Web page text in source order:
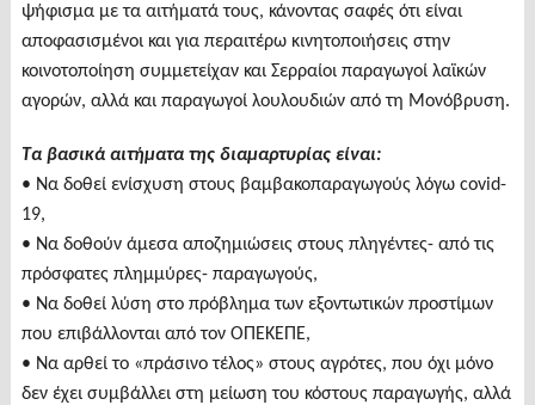
ψήφισμα με τα αιτήματά τους, κάνοντας σαφές ότι είναι
αποφασισμένοι και για περαιτέρω κινητοποιήσεις στην
κοινοτοποίηση συμμετείχαν και Σερραίοι παραγωγοί λαϊκών
αγορών, αλλά και παραγωγοί λουλουδιών από τη Μονόβρυση.
Τα βασικά αιτήματα της διαμαρτυρίας είναι:
• Να δοθεί ενίσχυση στους βαμβακοπαραγωγούς λόγω covid-
19,
• Να δοθούν άμεσα αποζημιώσεις στους πληγέντες- από τις
πρόσφατες πλημμύρες- παραγωγούς,
• Να δοθεί λύση στο πρόβλημα των εξοντωτικών προστίμων
που επιβάλλονται από τον ΟΠΕΚΕΠΕ,
• Να αρθεί το «πράσινο τέλος» στους αγρότες, που όχι μόνο
δεν έχει συμβάλλει στη μείωση του κόστους παραγωγής, αλλά